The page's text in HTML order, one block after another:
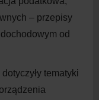
– przepisy
od
tematyki